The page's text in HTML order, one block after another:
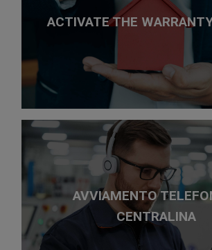
ACTIVATE THE
AVVIAMENTO
CENTRALINA